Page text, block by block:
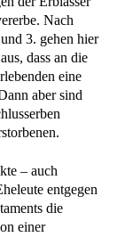
Nach
3. gehen hier
dass an die
eine
aber sind
– auch
entgegen
die
einer